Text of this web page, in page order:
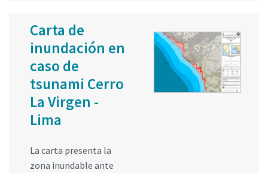
Carta de
inundación en
caso de
tsunami Cerro
La Virgen -
Lima
La carta presenta la
zona inundable ante